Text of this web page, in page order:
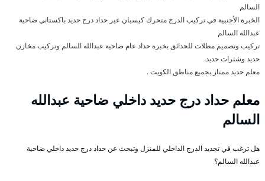
السالم
الخبرة الأجنبية في تركيب الدرج متحرك كيسبان عبر حداد درج حديد باكستاني ضاحية
عبدالله السالم
تركيب وتصميم مظلات للحدائق بخبرة حداد عام ضاحية عبدالله السالم وتركيب مخازن
حديد وشترات حديد.
معلم حديد ممتاز بجميع مناطق الكويت .
معلم حداد درج حديد داخلي ضاحية عبدالله
السالم
هل ترغب في تجديد الدرج الداخلي للمنزل وتبحث عن حداد درج حديد داخلي ضاحية
عبدالله السالم؟